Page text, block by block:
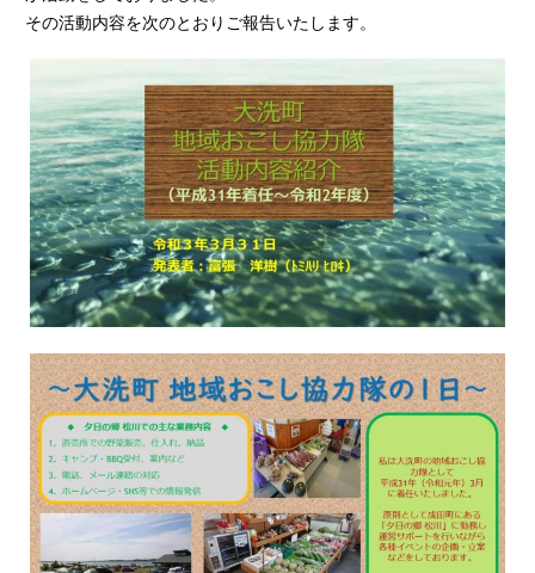
その活動内容を次のとおりご報告いたします。